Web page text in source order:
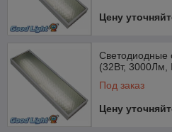
Цену
Светодиодные
(32Вт, 3000Лм,
Под заказ
Цену